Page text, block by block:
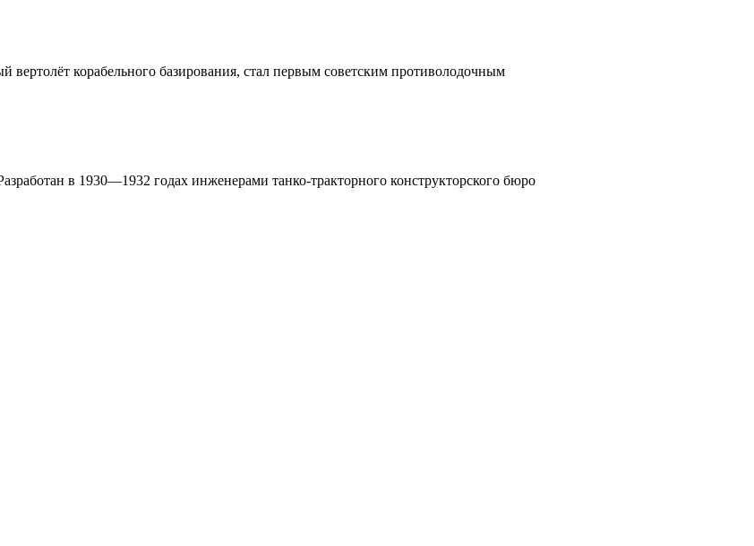
корабельного базирования, стал первым советским противолодочным
в 1930—1932 годах инженерами танко-тракторного конструкторского бюро